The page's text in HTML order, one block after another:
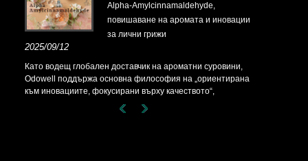
Alpha-Amylcinnamaldehyde,
повишаване на аромата и иновации
за лични грижи
2025/09/12
Като водещ глобален доставчик на ароматни суровини,
Odowell поддържа основна философия на „ориентирана
към иновациите, фокусирани върху качеството“,
последователно предоставяйки превъзходни решения за
аромати на клиентите по целия свят.